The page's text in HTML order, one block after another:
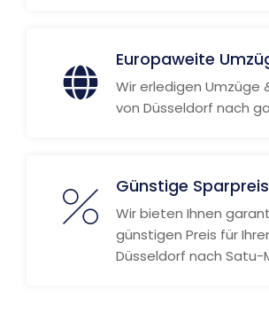
Europaweite
Wir erledigen Umzüge
von Düsseldorf nach
Günstige
Wir bieten Ihnen
günstigen Preis für
Düsseldorf nach Satu-